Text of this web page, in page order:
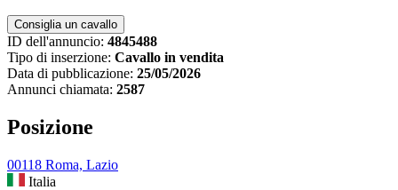
ID dell'annuncio: 4845488
Tipo di inserzione: Cavallo in vendita
Data di pubblicazione: 25/05/2026
Annunci chiamata: 2587
Posizione
00118 Roma, Lazio
Italia